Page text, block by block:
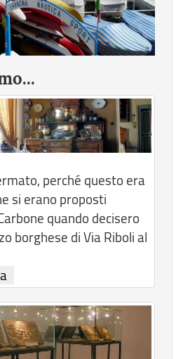
perché questo era
si erano proposti
quando decisero
borghese di Via Riboli al